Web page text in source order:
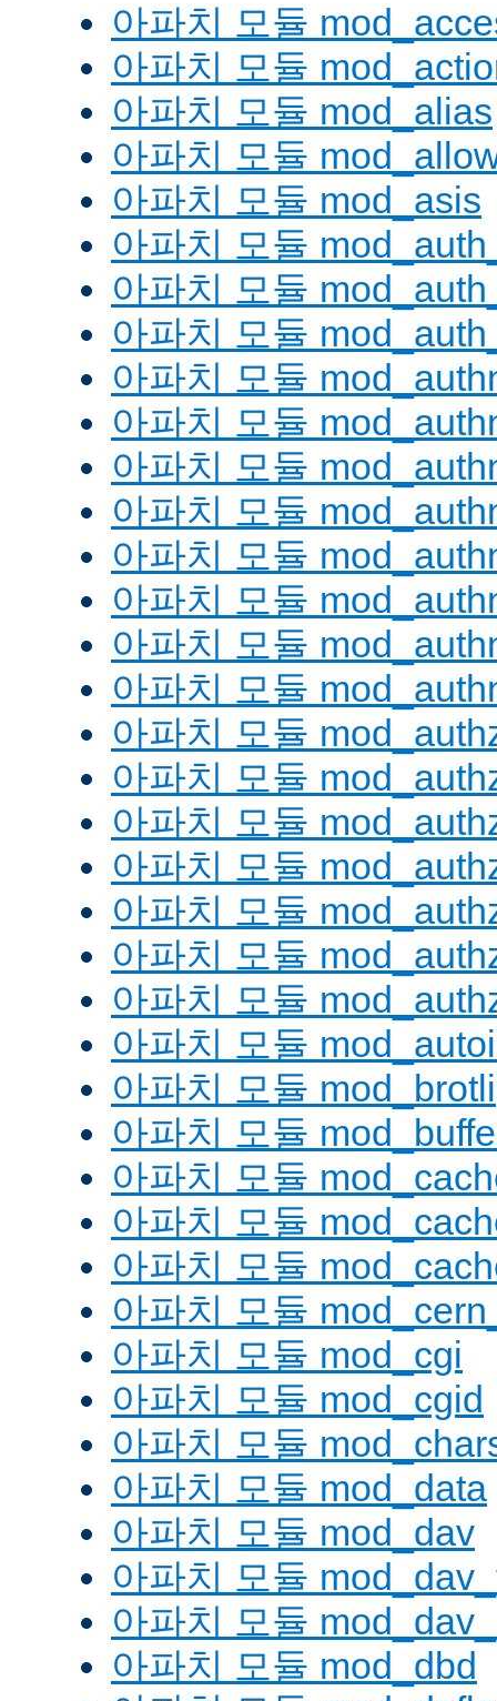
아파치 모듈
아파치 모듈
아파치 모듈 mod_alias
아파치 모듈
아파치 모듈 mod_asis
아파치 모듈
아파치 모듈
아파치 모듈
아파치 모듈
아파치 모듈
아파치 모듈
아파치 모듈
아파치 모듈
아파치 모듈
아파치 모듈
아파치 모듈
아파치 모듈
아파치 모듈
아파치 모듈
아파치 모듈
아파치 모듈
아파치 모듈
아파치 모듈
아파치 모듈
아파치 모듈 mod_brotli
아파치 모듈
아파치 모듈
아파치 모듈
아파치 모듈
아파치 모듈
아파치 모듈 mod_cgi
아파치 모듈 mod_cgid
아파치 모듈
아파치 모듈 mod_data
아파치 모듈 mod_dav
아파치 모듈
아파치 모듈
아파치 모듈 mod_dbd